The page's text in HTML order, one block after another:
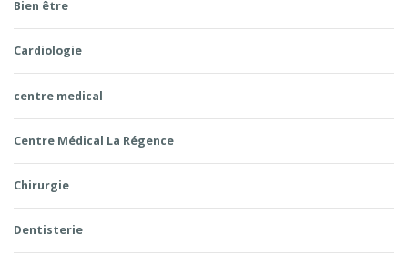
Bien être
Cardiologie
centre medical
Centre Médical La Régence
Chirurgie
Dentisterie